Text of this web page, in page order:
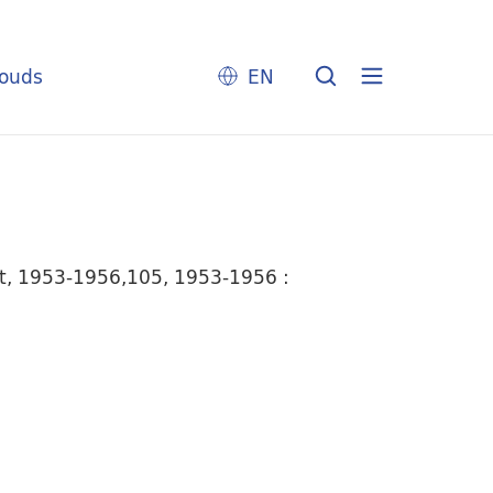
EN
1953-1956,105, 1953-1956 :